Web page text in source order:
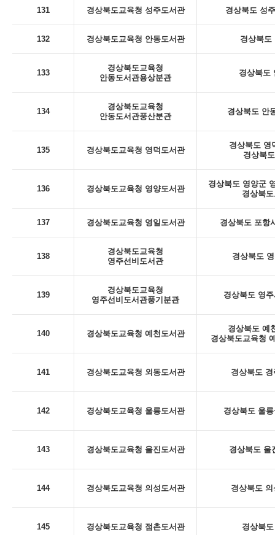
131 경상북도교육청 성주도서관 경상북도 성
132 경상북도교육청 안동도서관 경상북도
133
경상북도교육청
안동도서관용상분관
경상북도
134
경상북도교육청
안동도서관풍산분관
경상북도 안
135 경상북도교육청 영덕도서관
경상북도 영
경상북
136 경상북도교육청 영양도서관
경상북도 영양군
경상북
137 경상북도교육청 영일도서관 경상북도 포항
138
경상북도교육청
영주선비도서관
경상북도
139
경상북도교육청
영주선비도서관풍기분관
경상북도 영
140 경상북도교육청 예천도서관
경상북도 예
경상북도교육청
141 경상북도교육청 외동도서관 경상북도
142 경상북도교육청 울릉도서관 경상북도 울
143 경상북도교육청 울진도서관 경상북도 울
144 경상북도교육청 의성도서관 경상북도
145 경상북도교육청 점촌도서관 경상북